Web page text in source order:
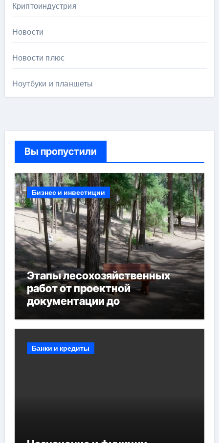
Криптоиндустрия
Новости
Новости плюс
Ноутбуки и планшеты
Вы пропустили
Бизнес и инвестиции
Этапы лесохозяйственных
работ от проектной
документации до
мероприятий и обустройства
Банки и кредиты